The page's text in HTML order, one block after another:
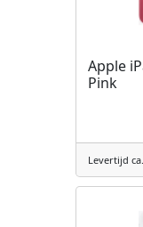
Apple
Pink
Levertijd